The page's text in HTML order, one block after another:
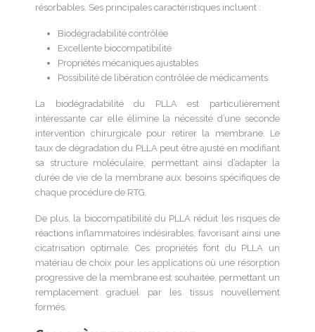
résorbables. Ses principales caractéristiques incluent :
Biodégradabilité contrôlée
Excellente biocompatibilité
Propriétés mécaniques ajustables
Possibilité de libération contrôlée de médicaments
La biodégradabilité du PLLA est particulièrement
intéressante car elle élimine la nécessité d’une seconde
intervention chirurgicale pour retirer la membrane. Le
taux de dégradation du PLLA peut être ajusté en modifiant
sa structure moléculaire, permettant ainsi d’adapter la
durée de vie de la membrane aux besoins spécifiques de
chaque procédure de RTG.
De plus, la biocompatibilité du PLLA réduit les risques de
réactions inflammatoires indésirables, favorisant ainsi une
cicatrisation optimale. Ces propriétés font du PLLA un
matériau de choix pour les applications où une résorption
progressive de la membrane est souhaitée, permettant un
remplacement graduel par les tissus nouvellement
formés.